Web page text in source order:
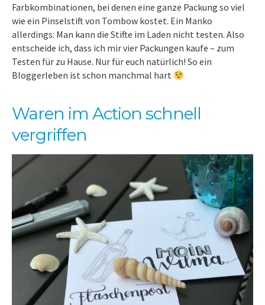
Farbkombinationen, bei denen eine ganze Packung so viel
wie ein Pinselstift von Tombow kostet. Ein Manko
allerdings: Man kann die Stifte im Laden nicht testen. Also
entscheide ich, dass ich mir vier Packungen kaufe – zum
Testen für zu Hause. Nur für euch natürlich! So ein
Bloggerleben ist schon manchmal hart
Waren im Action schnell
vergriffen